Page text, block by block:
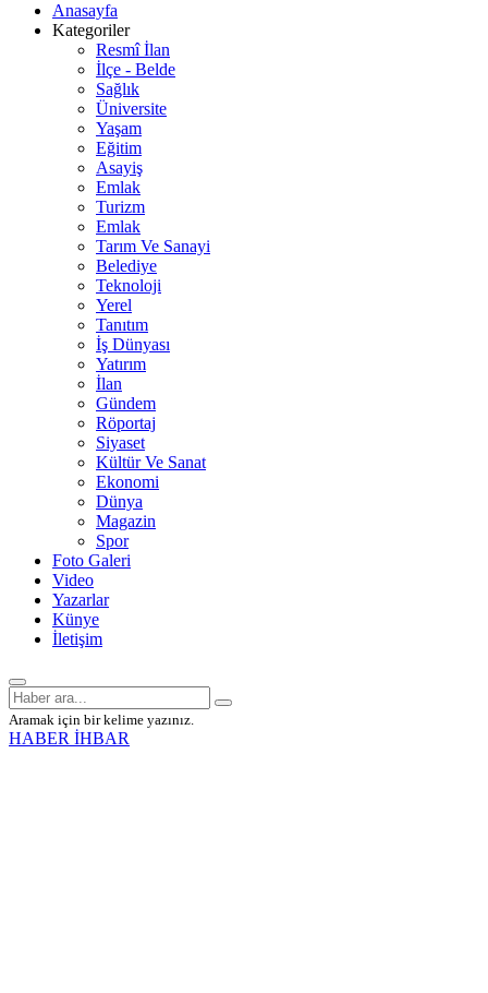
Anasayfa
Kategoriler
Resmî İlan
İlçe - Belde
Sağlık
Üniversite
Yaşam
Eğitim
Asayiş
Emlak
Turizm
Emlak
Tarım Ve Sanayi
Belediye
Teknoloji
Yerel
Tanıtım
İş Dünyası
Yatırım
İlan
Gündem
Röportaj
Siyaset
Kültür Ve Sanat
Ekonomi
Dünya
Magazin
Spor
Foto Galeri
Video
Yazarlar
Künye
İletişim
Aramak için bir kelime yazınız.
HABER İHBAR